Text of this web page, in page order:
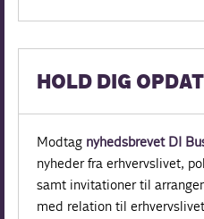
HOLD DIG
Modtag nyhedsbrevet DI
nyheder fra erhvervslivet,
samt invitationer til
med relation til erhvervslivet.